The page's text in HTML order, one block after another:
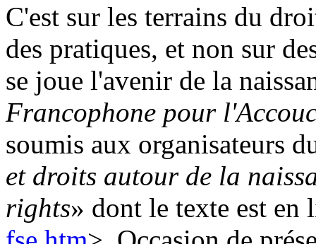
C'est sur les terrains du
des pratiques, et non sur
se joue l'avenir de la
Francophone pour
soumis aux organisateurs
et droits autour de la
rights» dont le texte est en